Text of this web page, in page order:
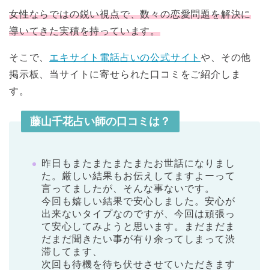
女性ならではの鋭い視点で、数々の恋愛問題を解決に
導いてきた実積を持っています。
そこで、 エキサイト電話占いの公式サイトや、その他
掲示板、当サイトに寄せられた口コミをご紹介しま
す。
藤山千花占い師の口コミは？
昨日もまたまたまたまたお世話になりまし
た。厳しい結果もお伝えしてますよーって
言ってましたが、そんな事ないです。
今回も嬉しい結果で安心しました。安心が
出来ないタイプなのですが、今回は頑張っ
て安心してみようと思います。まだまだま
だまだ聞きたい事が有り余ってしまって渋
滞してます、
次回も待機を待ち伏せさせていただきます